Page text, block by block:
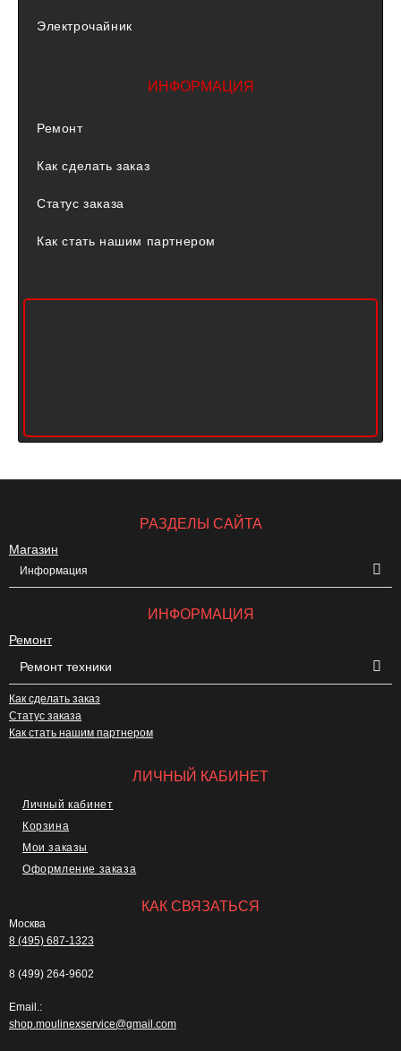
Электрочайник
ИНФОРМАЦИЯ
Ремонт
Как сделать заказ
Статус заказа
Как стать нашим партнером
РАЗДЕЛЫ САЙТА
Магазин
Информация
ИНФОРМАЦИЯ
Ремонт
Ремонт техники
Как сделать заказ
Статус заказа
Как стать нашим партнером
ЛИЧНЫЙ КАБИНЕТ
Личный кабинет
Корзина
Мои заказы
Оформление заказа
КАК СВЯЗАТЬСЯ
Москва
8 (495) 687-1323
8 (499) 264-9602
Email.:
shop.moulinexservice@gmail.com